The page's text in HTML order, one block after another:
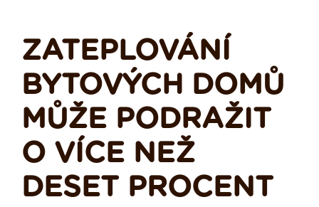
ZATEPLOVÁNÍ
BYTOVÝCH DOMŮ
MŮŽE PODRAŽIT
O VÍCE NEŽ
DESET PROCENT